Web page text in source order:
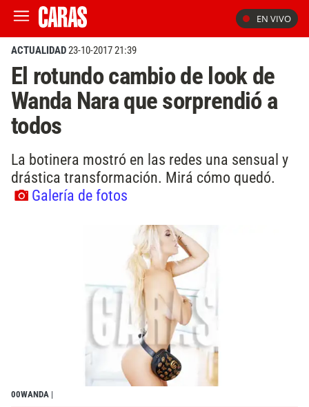
EN VIVO
ACTUALIDAD23-10-2017 21:39
El rotundo cambio de look de
Wanda Nara que sorprendió a
todos
La botinera mostró en las redes una sensual y
drástica transformación. Mirá cómo quedó.
Galería de fotos
00WANDA |